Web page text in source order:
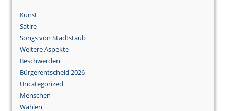
Kunst
Satire
Songs von Stadtstaub
Weitere Aspekte
Beschwerden
Bürgerentscheid 2026
Uncategorized
Menschen
Wahlen